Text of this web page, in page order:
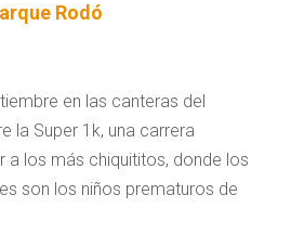
Rodó
en las canteras del
la Super 1k, una carrera
a los más chiquititos, donde los
son los niños prematuros de